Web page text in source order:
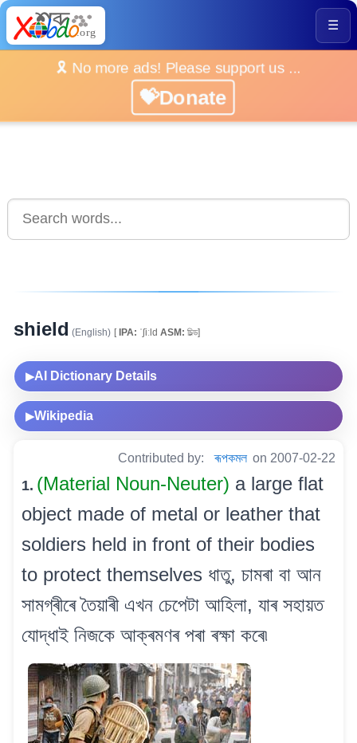
☰
🎗️ No more ads! Please support us ...
💝Donate
shield (English) [IPA: ˈʃiːld ASM: চিল্ড]
▶AI Dictionary Details
▶Wikipedia
Contributed by: ৰূপকমল on 2007-02-22
1. (Material Noun-Neuter) a large flat
object made of metal or leather that
soldiers held in front of their bodies
to protect themselves ধাতু, চামৰা বা আন
সামগ্ৰীৰে তৈয়াৰী এখন চেপেটা আহিলা, যাৰ সহায়ত
যোদ্ধাই নিজকে আক্ৰমণৰ পৰা ৰক্ষা কৰে৷